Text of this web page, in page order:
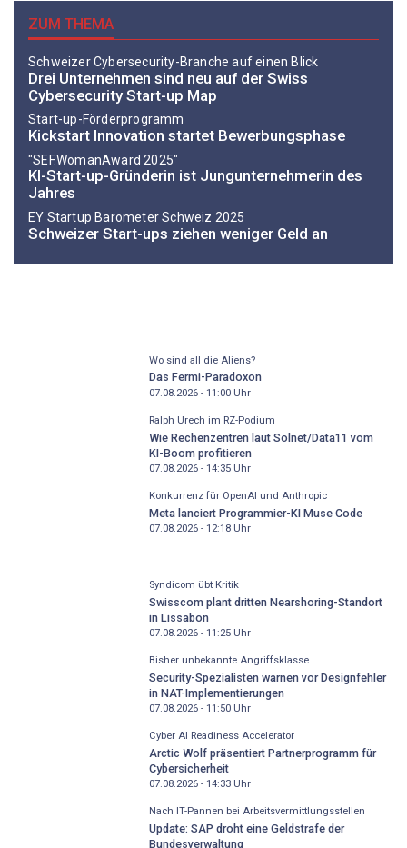
ZUM THEMA
Schweizer Cybersecurity-Branche auf einen Blick
Drei Unternehmen sind neu auf der Swiss
Cybersecurity Start-up Map
Start-up-Förderprogramm
Kickstart Innovation startet Bewerbungsphase
"SEF.WomanAward 2025"
KI-Start-up-Gründerin ist Jungunternehmerin des
Jahres
EY Startup Barometer Schweiz 2025
Schweizer Start-ups ziehen weniger Geld an
Wo sind all die Aliens?
Das Fermi-Paradoxon
07.08.2026 - 11:00Uhr
Ralph Urech im RZ-Podium
Wie Rechenzentren laut Solnet/Data11 vom
KI-Boom profitieren
07.08.2026 - 14:35Uhr
Konkurrenz für OpenAI und Anthropic
Meta lanciert Programmier-KI Muse Code
07.08.2026 - 12:18Uhr
Syndicom übt Kritik
Swisscom plant dritten Nearshoring-Standort
in Lissabon
07.08.2026 - 11:25Uhr
Bisher unbekannte Angriffsklasse
Security-Spezialisten warnen vor Designfehler
in NAT-Implementierungen
07.08.2026 - 11:50Uhr
Cyber AI Readiness Accelerator
Arctic Wolf präsentiert Partnerprogramm für
Cybersicherheit
07.08.2026 - 14:33Uhr
Nach IT-Pannen bei Arbeitsvermittlungsstellen
Update: SAP droht eine Geldstrafe der
Bundesverwaltung